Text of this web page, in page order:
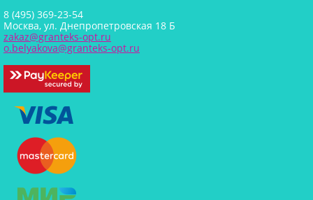
8 (495) 369-23-54
Москва, ул. Днепропетровская 18 Б
zakaz@granteks-opt.ru
o.belyakova@granteks-opt.ru